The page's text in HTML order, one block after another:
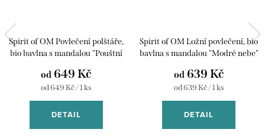
Spirit of OM Povlečení polštáře,
bio bavlna s mandalou "Pouštní
od 649 Kč
Měrná
cena:
od 649 Kč / 1 ks
DETAIL
Spirit of OM Ložní povlečení, bio
bavlna s mandalou "Modré nebe"
od639 Kč
Měrná
cena:
od 639 Kč / 1 ks
DETAIL